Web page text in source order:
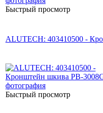
Быстрый просмотр
ALUTECH: 403410500 -
Быстрый просмотр